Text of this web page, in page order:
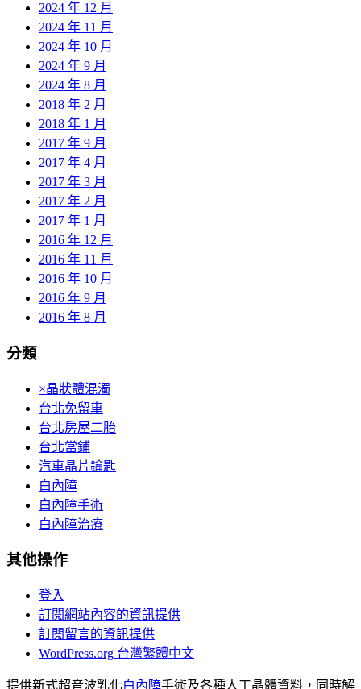
2024 年 12 月
2024 年 11 月
2024 年 10 月
2024 年 9 月
2024 年 8 月
2018 年 2 月
2018 年 1 月
2017 年 9 月
2017 年 4 月
2017 年 3 月
2017 年 2 月
2017 年 1 月
2016 年 12 月
2016 年 11 月
2016 年 10 月
2016 年 9 月
2016 年 8 月
分類
×晶狀體混濁
台北免留車
台北房屋二胎
台北當鋪
汽車晶片鑰匙
白內障
白內障手術
白內障治療
其他操作
登入
訂閱網站內容的資訊提供
訂閱留言的資訊提供
WordPress.org 台灣繁體中文
提供新式超音波乳化白內障手術及各種人工晶體資料，同時解